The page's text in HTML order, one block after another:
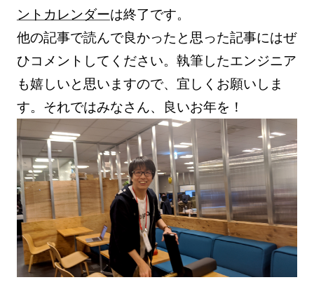
ントカレンダーは終了です。
他の記事で読んで良かったと思った記事にはぜ
ひコメントしてください。執筆したエンジニア
も嬉しいと思いますので、宜しくお願いしま
す。それではみなさん、良いお年を！